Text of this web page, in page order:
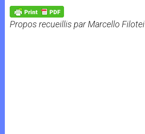
p
p
g
e
r
o
k
Propos recueillis par Marcello Filotei